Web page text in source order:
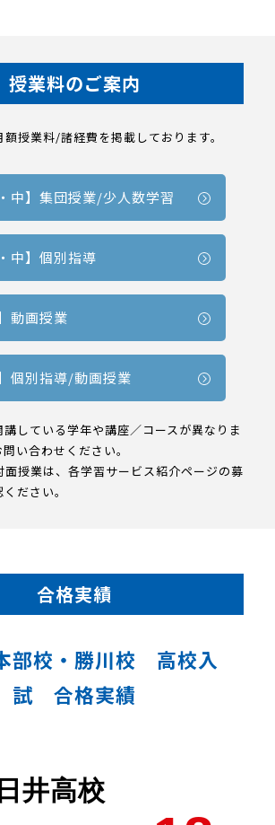
授業料のご案内
授業料/諸経費を掲載しております。
・中】集団授業/少人数学習
中】個別指導
動画授業
】個別指導/動画授業
している学年や講座／コースが異なりま
い合わせください。
授業は、各学習サービス紹介ページの募
ださい。
合格実績
部校・勝川校 高校入
試 合格実績
井高校